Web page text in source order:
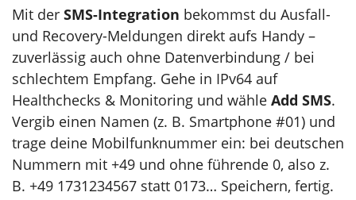
Mit der SMS-Integration bekommst du Ausfall-
und Recovery-Meldungen direkt aufs Handy –
zuverlässig auch ohne Datenverbindung / bei
schlechtem Empfang. Gehe in IPv64 auf
Healthchecks & Monitoring und wähle Add SMS.
Vergib einen Namen (z. B. Smartphone #01) und
trage deine Mobilfunknummer ein: bei deutschen
Nummern mit +49 und ohne führende 0, also z.
B. +49 1731234567 statt 0173… Speichern, fertig.